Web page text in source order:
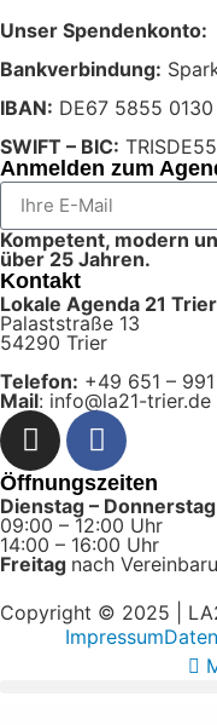
Unser Spendenkonto:
Bankverbindung:
IBAN: DE67 5855
SWIFT – BIC:
Anmelden zum
Kompetent, modern
über 25 Jahren.
Kontakt
Lokale Agenda 21
Palaststraße 13
54290 Trier
Telefon: +49 651 –
Mail: info@la21-trier.de
Öffnungszeiten
Dienstag – Donnerstag
09:00 – 12:00 Uhr
14:00 – 16:00 Uhr
Freitag nach
Copyright © 2025 |
Impressum